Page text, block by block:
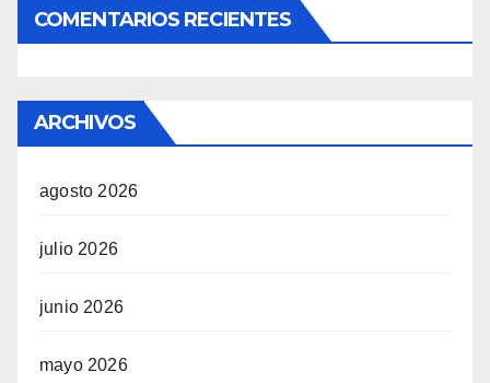
COMENTARIOS RECIENTES
ARCHIVOS
agosto 2026
julio 2026
junio 2026
mayo 2026